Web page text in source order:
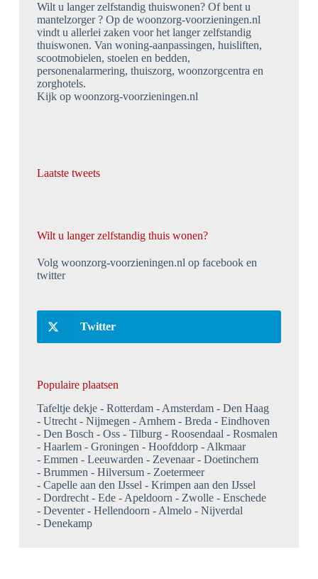
Wilt u langer zelfstandig thuiswonen? Of bent u
mantelzorger ? Op de woonzorg-voorzieningen.nl
vindt u allerlei zaken voor het langer zelfstandig
thuiswonen. Van woning-aanpassingen, huisliften,
scootmobielen, stoelen en bedden,
personenalarmering, thuiszorg, woonzorgcentra en
zorghotels.
Kijk op woonzorg-voorzieningen.nl
Laatste tweets
Wilt u langer zelfstandig thuis wonen?
Volg woonzorg-voorzieningen.nl op facebook en
twitter
Twitter
Populaire plaatsen
Tafeltje dekje
Rotterdam Amsterdam
Den Haag
Utrecht
Nijmegen Arnhem Breda
Eindhoven
Den Bosch
Oss Tilburg Roosendaal
Rosmalen
Haarlem
Groningen Hoofddorp
Alkmaar
Emmen
Leeuwarden Zevenaar
Doetinchem
Brummen
Hilversum
Zoetermeer
Capelle aan den IJssel
Krimpen aan den IJssel
Dordrecht
Ede Apeldoorn Zwolle
Enschede
Deventer
Hellendoorn Almelo
Nijverdal
Denekamp